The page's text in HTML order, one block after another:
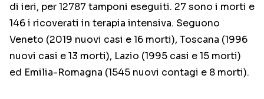
di ieri, per 12787 tamponi eseguiti. 27 sono i morti e
146 i ricoverati in terapia intensiva. Seguono
Veneto (2019 nuovi casi e 16 morti), Toscana (1996
nuovi casi e 13 morti), Lazio (1995 casi e 15 morti)
ed Emilia-Romagna (1545 nuovi contagi e 8 morti).